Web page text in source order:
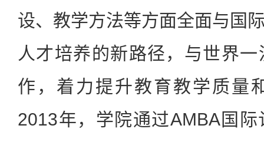
设、教学方法等方面全面与国
人才培养的新路径，与世界
作，着力提升教育教学质量
2013年，学院通过AMBA国